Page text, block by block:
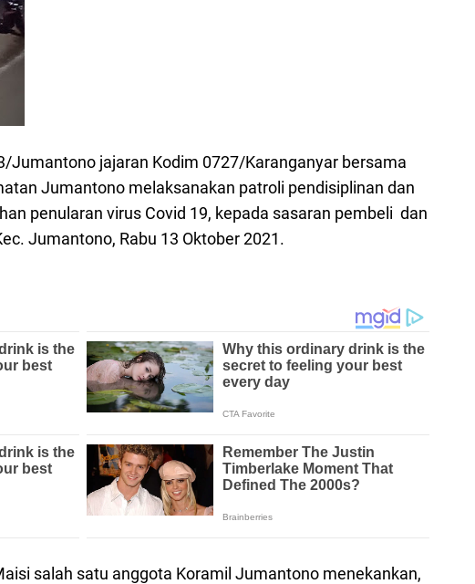
Jumantono jajaran Kodim 0727/Karanganyar bersama
Jumantono melaksanakan patroli pendisiplinan dan
penularan virus Covid 19, kepada sasaran pembeli dan
Jumantono, Rabu 13 Oktober 2021.
salah satu anggota Koramil Jumantono menekankan,